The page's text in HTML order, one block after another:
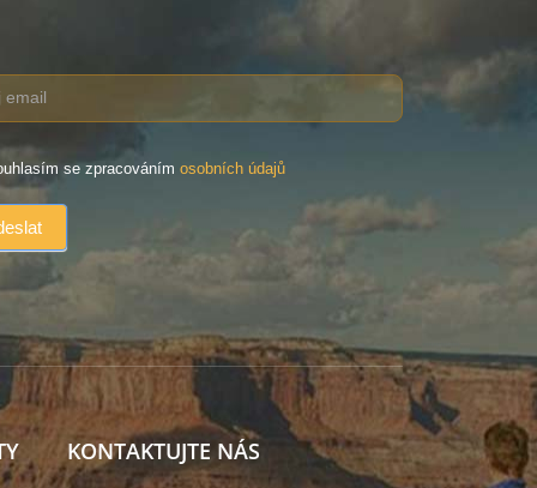
se zpracováním osobních údajů
KONTAKTUJTE NÁS